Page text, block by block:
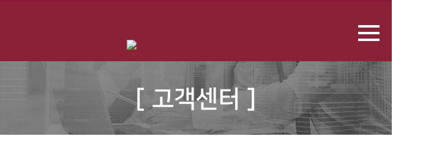
[ 고객센터 ]